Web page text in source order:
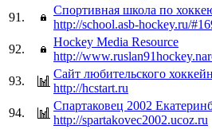
91.
Спортивная школа по
http://school.asb-hockey.ru/
92.
Hockey Media Resource
http://
93.
Сайт любительского
http://hcstart.ru
94.
Спартаковец 2002
http://spartakovec2002.ucoz.ru